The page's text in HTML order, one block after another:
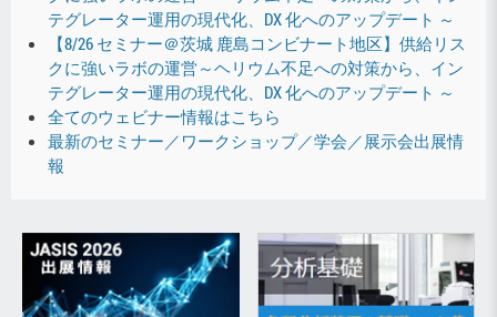
テグレーター運用の現代化、DX 化へのアップデート ～
【8/26 セミナー＠茨城 鹿島コンビナート地区】供給リス
クに強いラボの運営～ヘリウム不足への対策から、イン
テグレーター運用の現代化、DX 化へのアップデート ～
全てのウェビナー情報はこちら
最新のセミナー／ワークショップ／学会／展示会出展情
報